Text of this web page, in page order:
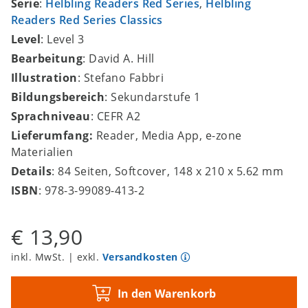
Serie: Helbling Readers Red Series, Helbling
Readers Red Series Classics
Level: Level 3
Bearbeitung: David A. Hill
Illustration: Stefano Fabbri
Bildungsbereich: Sekundarstufe 1
Sprachniveau: CEFR A2
Lieferumfang: Reader, Media App, e-zone
Materialien
Details: 84 Seiten, Softcover, 148 x 210 x 5.62 mm
ISBN: 978-3-99089-413-2
€ 13,90
inkl. MwSt. | exkl. Versandkosten
In den Warenkorb